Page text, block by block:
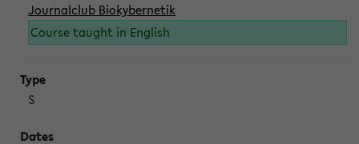
Journalclub Biokybernetik
Course taught in English
S